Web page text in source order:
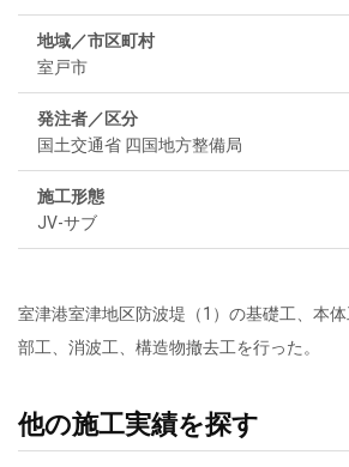
地域／市区町村
室戸市
発注者／区分
国土交通省 四国地方整備局
施工形態
JV-サブ
室津港室津地区防波堤（1）の基礎工、本
部工、消波工、構造物撤去工を行った。
他の施工実績を探す